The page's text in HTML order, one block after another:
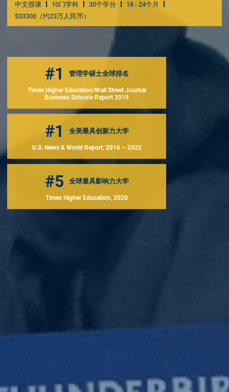
中文授课 10门学科 30个学分
18 - 24个月
$33300（约23万人民币）
#1 管理学硕士全球排名
Times Higher Education/Wall Street Journal
Business Schools Report 2019
#1 全美最具创新力大学
U.S. News & World Report, 2016 – 2022
#5 全球最具影响力大学
Times Higher Education, 2020